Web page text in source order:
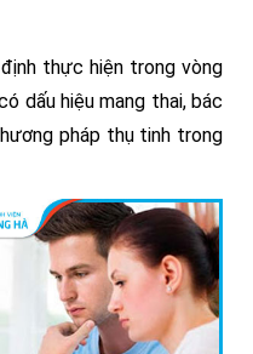
thực hiện trong vòng
dấu hiệu mang thai, bác
pháp thụ tinh trong